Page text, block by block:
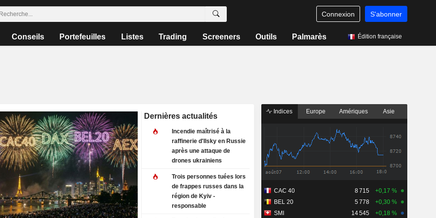
Connexion S'abonner
Conseils Portefeuilles Listes Trading Screeners Outils Palmarès Édition française
Dernières actualités
Incendie maîtrisé à la
raffinerie d'Ilsky en Russie
après une attaque de
drones ukrainiens
Trois personnes tuées lors
de frappes russes dans la
région de Kyiv -
responsable
Indices Europe Amériques Asie
CAC 40 8 715
+0,17 %
BEL 20
5 778
+0,30 %
SMI
14 545
+0,18 %